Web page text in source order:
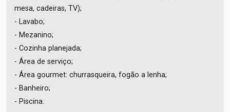
mesa, cadeiras, TV);
- Lavabo;
- Mezanino;
- Cozinha planejada;
- Área de serviço;
- Área gourmet: churrasqueira, fogão a lenha;
- Banheiro;
- Piscina.